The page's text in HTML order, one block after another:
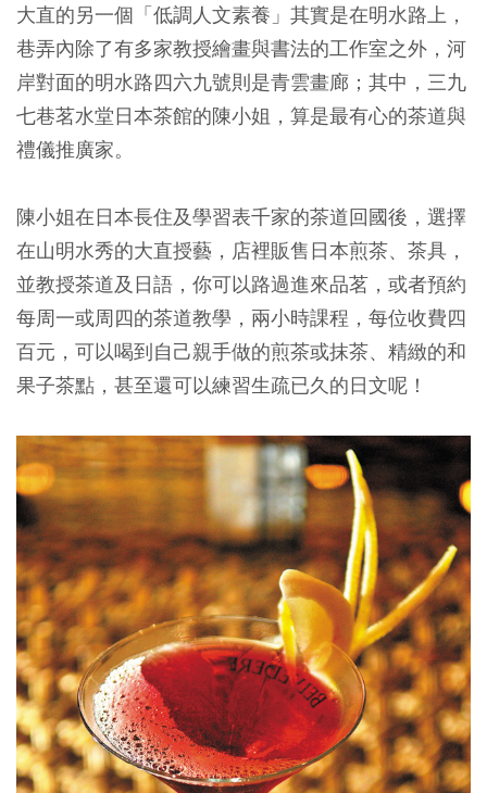
大直的另一個「低調人文素養」其實是在明水路上，
巷弄內除了有多家教授繪畫與書法的工作室之外，河
岸對面的明水路四六九號則是青雲畫廊；其中，三九
七巷茗水堂日本茶館的陳小姐，算是最有心的茶道與
禮儀推廣家。
陳小姐在日本長住及學習表千家的茶道回國後，選擇
在山明水秀的大直授藝，店裡販售日本煎茶、茶具，
並教授茶道及日語，你可以路過進來品茗，或者預約
每周一或周四的茶道教學，兩小時課程，每位收費四
百元，可以喝到自己親手做的煎茶或抹茶、精緻的和
果子茶點，甚至還可以練習生疏已久的日文呢！